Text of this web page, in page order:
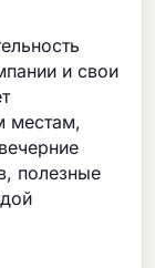
и свои
местам,
полезные